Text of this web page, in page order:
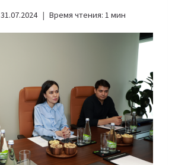
31.07.2024 Время чтения: 1 мин